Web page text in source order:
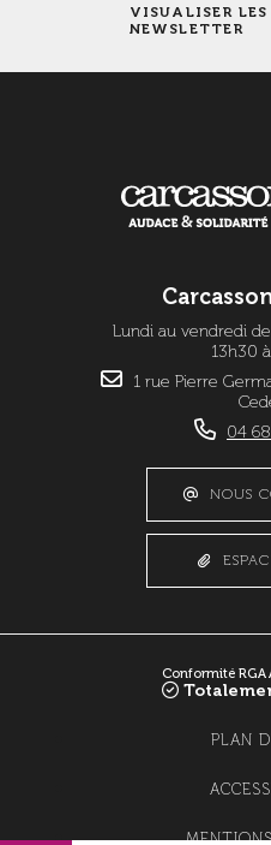
VISUALISER
NEWSLETTER
Lundi au vendredi
13h30
1 rue Pierre
04
NOUS
Conformité
PLAN